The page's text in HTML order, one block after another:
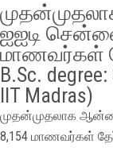
ஐஐடி
மாணவர்கள்
B.Sc.
IIT Madras)
முதன்முதலாக
8,154 மாணவர்கள்